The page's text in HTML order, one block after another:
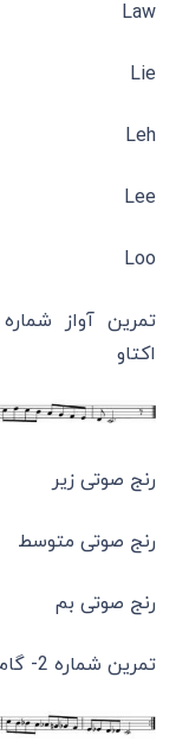
Law
Lie
Leh
Lee
Loo
اکتاو
رنج صوتی زیر
رنج صوتی متوسط
رنج صوتی بم
تمرین شماره 2- گام کروماتیک